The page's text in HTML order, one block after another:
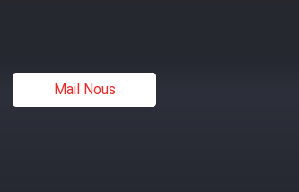
Mail Nous